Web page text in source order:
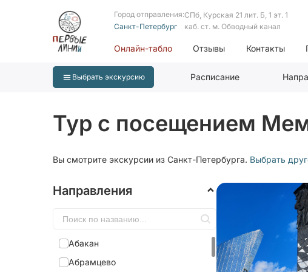
Город отправления:
Санкт-Петербург
СПб, Курская 21 лит. Б, 1 эт. 1
каб. ст. м. Обводный канал
Онлайн-табло Отзывы Контакты
Выбрать экскурсию Расписание
Тур с посещением
Вы смотрите экскурсии из Санкт-Петербурга. Выбрать
Направления
Абакан
Абрамцево